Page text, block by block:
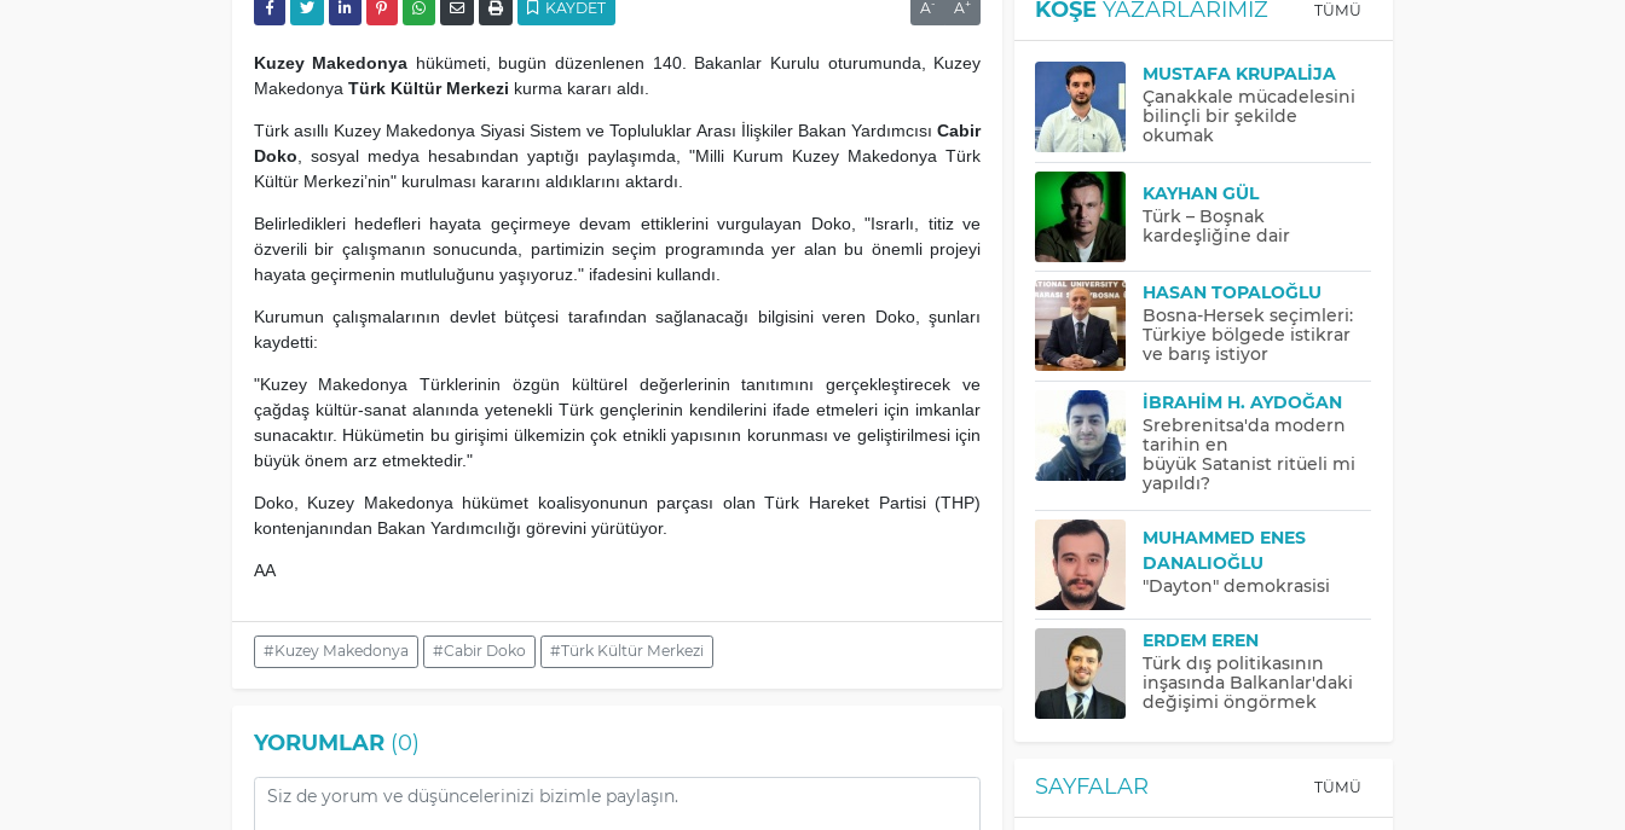
KAYDET A- A+
Kuzey Makedonya hükümeti, bugün düzenlenen 140. Bakanlar Kurulu oturumunda, Kuzey
Makedonya Türk Kültür Merkezi kurma kararı aldı.
Türk asıllı Kuzey Makedonya Siyasi Sistem ve Topluluklar Arası İlişkiler Bakan YardımcısıCabir
Doko , sosyal medya hesabından yaptığı paylaşımda, "Milli Kurum Kuzey Makedonya Türk
Kültür Merkezi’nin" kurulması kararını aldıklarını aktardı.
Belirledikleri hedefleri hayata geçirmeye devam ettiklerini vurgulayan Doko, "Israrlı, titiz ve
özverili bir çalışmanın sonucunda, partimizin seçim programında yer alan bu önemli projeyi
hayata geçirmenin mutluluğunu yaşıyoruz." ifadesini kullandı.
Kurumun çalışmalarının devlet bütçesi tarafından sağlanacağı bilgisini veren Doko, şunları
kaydetti:
"Kuzey Makedonya Türklerinin özgün kültürel değerlerinin tanıtımını gerçekleştirecek ve
çağdaş kültür-sanat alanında yetenekli Türk gençlerinin kendilerini ifade etmeleri için imkanlar
sunacaktır. Hükümetin bu girişimi ülkemizin çok etnikli yapısının korunması ve geliştirilmesi için
büyük önem arz etmektedir."
Doko, Kuzey Makedonya hükümet koalisyonunun parçası olan Türk Hareket Partisi (THP)
kontenjanından Bakan Yardımcılığı görevini yürütüyor.
AA
#Kuzey Makedonya #Cabir Doko #Türk Kültür Merkezi
YORUMLAR(0)
KÖŞE YAZARLARIMIZ TÜMÜ
MUSTAFA KRUPALIJA
Çanakkale mücadelesini
bilinçli bir şekilde
okumak
KAYHAN GÜL
Türk – Boşnak
kardeşliğine dair
HASAN TOPALOĞLU
Bosna-Hersek seçimleri:
Türkiye bölgede istikrar
ve barış istiyor
İBRAHIM H. AYDOĞAN
Srebrenitsa'da modern
tarihin en
büyük Satanist ritüeli mi
yapıldı?
MUHAMMED ENES
DANALIOĞLU
"Dayton" demokrasisi
ERDEM EREN
Türk dış politikasının
inşasında Balkanlar'daki
değişimi öngörmek
SAYFALAR TÜMÜ